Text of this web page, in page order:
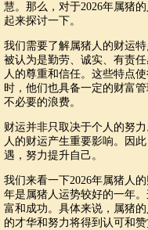
慧。那么，对于2026年属猪
起来探讨一下。
我们需要了解属猪人的财运
被认为是勤劳、诚实、有责
人的尊重和信任。这些特点
时，他们也具备一定的财富
不必要的浪费。
财运并非只取决于个人的努
人的财运产生重要影响。因
遇，努力提升自己。
我们来看一下2026年属猪人
年是属猪人运势较好的一年
富和成功。具体来说，属猪
的才华和努力将得到认可和